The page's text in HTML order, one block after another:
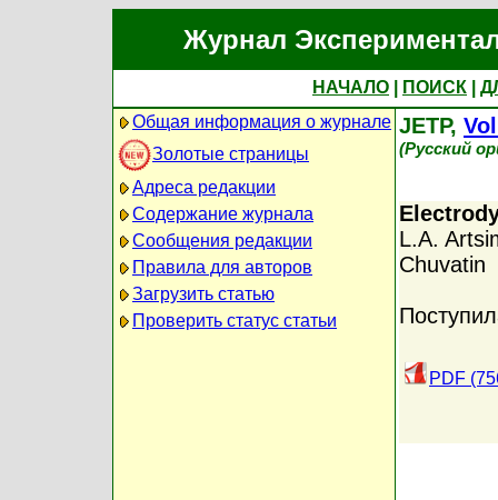
Журнал
НАЧАЛО ПОИСК
Общая информация о журнале
Золотые страницы
Адреса редакции
Содержание журнала
Сообщения редакции
Правила для авторов
Загрузить статью
Проверить статус статьи
JETP,
(Русский
L.A.
Chuvatin
PDF